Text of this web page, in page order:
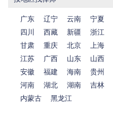
广东 辽宁 云南 宁夏
四川
西藏 新疆 浙江
甘肃
重庆 北京 上海
江苏
广西 山东 山西
安徽
福建 海南 贵州
河南
湖北 湖南 吉林
内蒙古
黑龙江